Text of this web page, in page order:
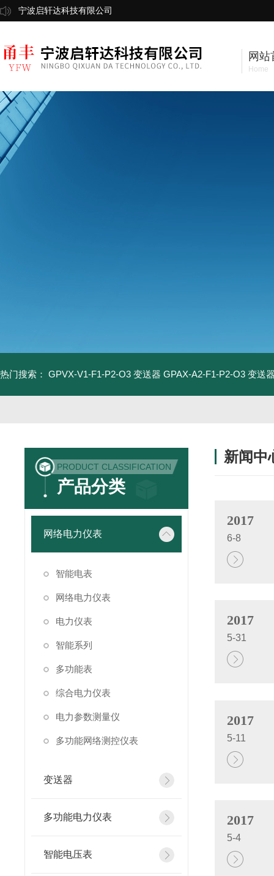
宁波启轩达科技有限公司
网站
Home
热门搜索： GPVX-V1-F1-P2-O3 变送器 GPAX-A2-F1-P2-O3 变送
PRODUCT CLASSIFICATION
产品分类
网络电力仪表
智能电表
网络电力仪表
电力仪表
智能系列
多功能表
综合电力仪表
电力参数测量仪
多功能网络测控仪表
变送器
多功能电力仪表
智能电压表
新闻中
2017
6-8
2017
5-31
2017
5-11
2017
5-4